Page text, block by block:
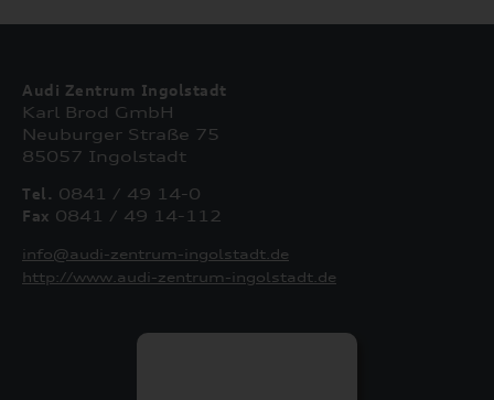
Audi Zentrum Ingolstadt
Karl Brod GmbH
Neuburger Straße 75
85057 Ingolstadt
Tel. 0841 / 49 14-0
Fax 0841 / 49 14-112
info@audi-zentrum-ingolstadt.de
http://www.audi-zentrum-ingolstadt.de